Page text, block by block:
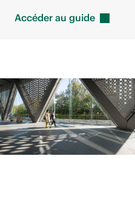
Accéder au guide